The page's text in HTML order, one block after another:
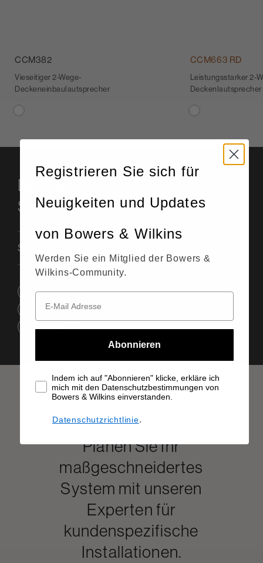
CCM382
Vieseitiger 2-Wege-
Deckeneinbaulautsprecher
CCM663 RD
Leistungsstarker 2-
Details und
Spezifikationen
Handbücher
Infoblatt
Zeichnung
Specifications
Planen Sie Ihr
maßgeschneidertes
System mit unseren
Experten für
kundenspezifische
Installationen.
Registrieren Sie sich für
Neuigkeiten und Updates
von Bowers & Wilkins
Werden Sie ein Mitglied der Bowers &
Wilkins-Community.
Abonnieren
Indem ich auf "Abonnieren" klicke, erkläre ich
mich mit den Datenschutzbestimmungen von
Bowers & Wilkins einverstanden.
Datenschutzrichtlinie.